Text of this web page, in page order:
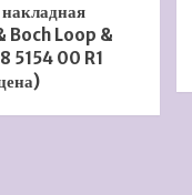
Boch Loop &
5154 00 R1